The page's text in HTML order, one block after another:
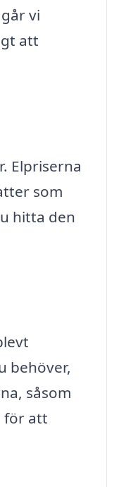
vi
att
Elpriserna
som
hitta den
behöver,
såsom
för att